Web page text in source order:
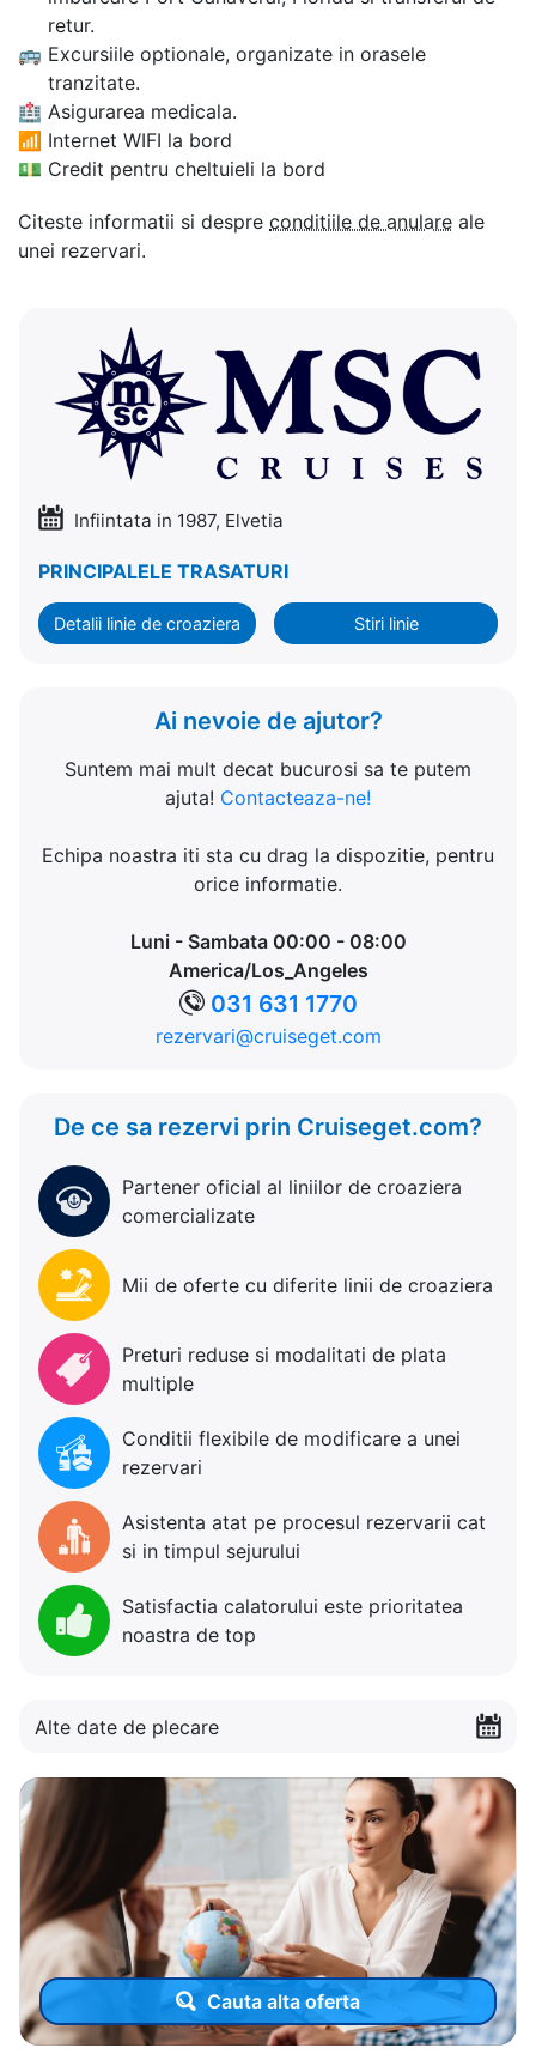
retur.
🚌 Excursiile optionale, organizate in orasele
tranzitate.
🏥 Asigurarea medicala.
📶 Internet WIFI la bord
💵 Credit pentru cheltuieli la bord
Citeste informatii si despre conditiile de anulare ale
unei rezervari.
Infiintata in 1987, Elvetia
PRINCIPALELE TRASATURI
Detalii linie de croaziera Stiri linie
Ai nevoie de ajutor?
Suntem mai mult decat bucurosi sa te putem
ajuta! Contacteaza-ne!
Echipa noastra iti sta cu drag la dispozitie, pentru
orice informatie.
Luni - Sambata 00:00 - 08:00
America/Los_Angeles
031 631 1770
rezervari@cruiseget.com
De ce sa rezervi prin Cruiseget.com?
Partener oficial al liniilor de croaziera
comercializate
Mii de oferte cu diferite linii de croaziera
Preturi reduse si modalitati de plata
multiple
Conditii flexibile de modificare a unei
rezervari
Asistenta atat pe procesul rezervarii cat
si in timpul sejurului
Satisfactia calatorului este prioritatea
noastra de top
Alte date de plecare
Cauta alta oferta